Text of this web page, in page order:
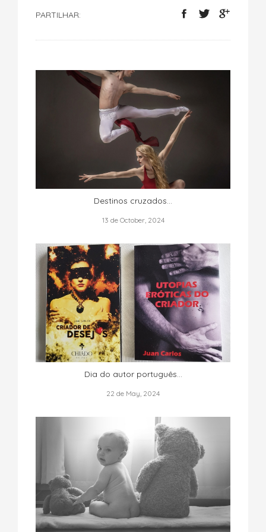
PARTILHAR:
Destinos cruzados...
13 de October, 2024
Dia do autor português...
22 de May, 2024